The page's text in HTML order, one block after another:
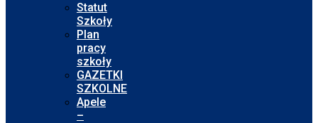
Statut
Szkoły
Plan
pracy
szkoły
GAZETKI
SZKOLNE
Apele
–